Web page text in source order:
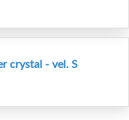
crystal - vel. S